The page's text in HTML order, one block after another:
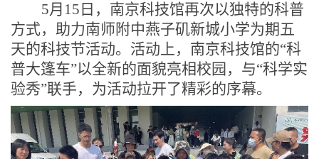
5月 15 日，南京科技馆再次以独特的科普
方式， 助力南师附中燕子矶新城小学为期五
天的科技节活动。 活动上， 南京科技馆的“科
普大篷车”以全新的面貌亮相校园，与“科学实
验秀”联手， 为活动拉开了精彩的序幕。